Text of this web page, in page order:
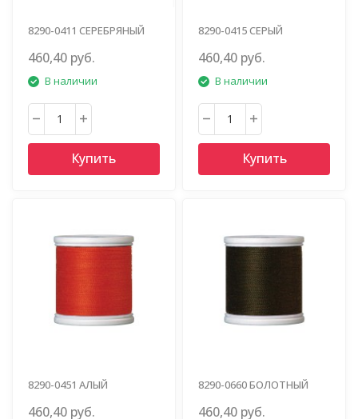
8290-0411 СЕРЕБРЯНЫЙ
460,40 руб.
В наличии
Купить
8290-0415 СЕРЫЙ
460,40 руб.
В наличии
Купить
8290-0451 АЛЫЙ
460,40 руб.
8290-0660 БОЛОТНЫЙ
460,40 руб.